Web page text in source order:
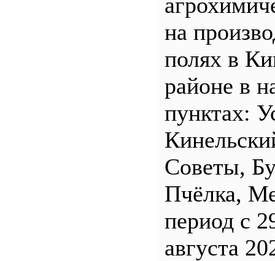
на
полях в
районе в
пунктах:
Советы,
Пчёлка,
период с
августа